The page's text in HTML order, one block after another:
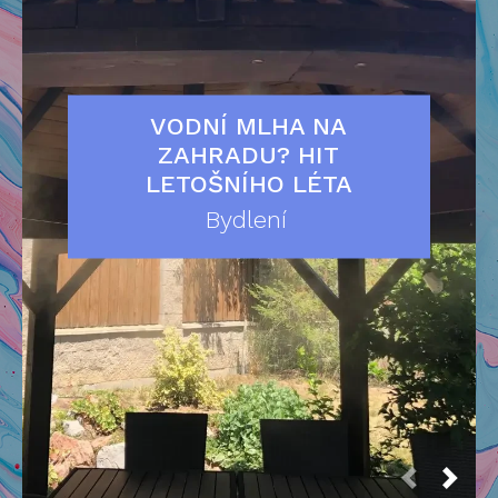
VODNÍ MLHA NA
ZAHRADU? HIT
LETOŠNÍHO LÉTA
Bydlení